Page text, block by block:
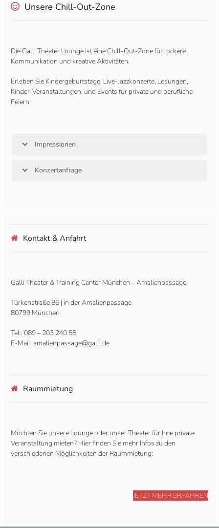
Unsere Chill-Out-Zone
Die Galli Theater Lounge ist eine Chill-Out-Zone für lockere
Kommunikation und kreative Aktivitäten.
Erleben Sie Kindergeburtstage, Live-Jazzkonzerte, Lesungen,
Kinder-Veranstaltungen, und Events für private und berufliche
Feiern.
Impressionen
Konzertanfrage
Kontakt & Anfahrt
Galli Theater & Training Center München – Amalienpassage
Türkenstraße 86 | in der Amalienpassage
80799 München
Tel.: 089 – 203 240 55
E-Mail: amalienpassage@galli.de
Raummietung
Möchten Sie unsere Lounge oder unser Theater für Ihre private
Veranstaltung mieten? Hier finden Sie mehr Infos zu den
verschiedenen Möglichkeiten der Raummietung:
JETZT MEHR ERFAHREN